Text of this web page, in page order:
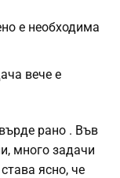
е необходима
вече е
рано . Във
много задачи
ясно, че